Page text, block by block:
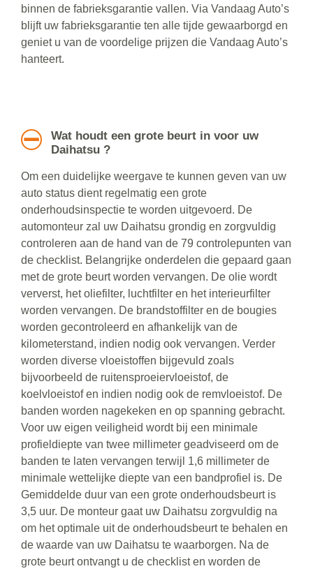
binnen de fabrieksgarantie vallen. Via Vandaag Auto’s
blijft uw fabrieksgarantie ten alle tijde gewaarborgd en
geniet u van de voordelige prijzen die Vandaag Auto’s
hanteert.
Wat houdt een grote beurt in voor uw
Daihatsu ?
Om een duidelijke weergave te kunnen geven van uw
auto status dient regelmatig een grote
onderhoudsinspectie te worden uitgevoerd. De
automonteur zal uw Daihatsu grondig en zorgvuldig
controleren aan de hand van de 79 controlepunten van
de checklist. Belangrijke onderdelen die gepaard gaan
met de grote beurt worden vervangen. De olie wordt
ververst, het oliefilter, luchtfilter en het interieurfilter
worden vervangen. De brandstoffilter en de bougies
worden gecontroleerd en afhankelijk van de
kilometerstand, indien nodig ook vervangen. Verder
worden diverse vloeistoffen bijgevuld zoals
bijvoorbeeld de ruitensproeiervloeistof, de
koelvloeistof en indien nodig ook de remvloeistof. De
banden worden nagekeken en op spanning gebracht.
Voor uw eigen veiligheid wordt bij een minimale
profieldiepte van twee millimeter geadviseerd om de
banden te laten vervangen terwijl 1,6 millimeter de
minimale wettelijke diepte van een bandprofiel is. De
Gemiddelde duur van een grote onderhoudsbeurt is
3,5 uur. De monteur gaat uw Daihatsu zorgvuldig na
om het optimale uit de onderhoudsbeurt te behalen en
de waarde van uw Daihatsu te waarborgen. Na de
grote beurt ontvangt u de checklist en worden de